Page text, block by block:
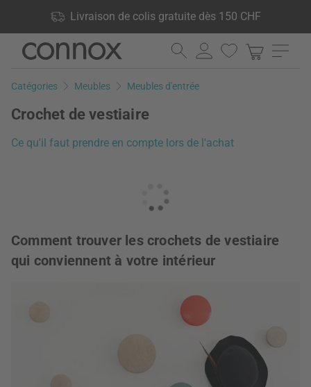
Livraison de colis gratuite dès 150 CHF
produits en stock, Droit de retour de 60 jours
Aller
contenu
Aller
la
Catégories Meubles Meubles d'entrée
Crochet de vestiaire
Ce qu'il faut prendre en compte lors de l'achat
Comment trouver les crochets de vestiaire
qui conviennent à votre intérieur